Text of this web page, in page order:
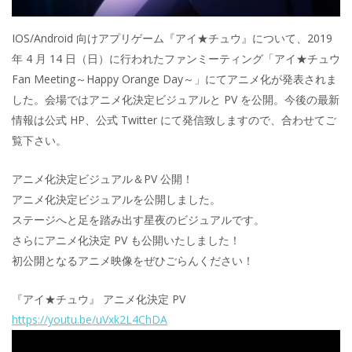
IOS/Android 向けアプリゲーム『アイ★チュウ』について、2019
年 4 月 14 日（日）に行われたファンミーティング「アイ★チュウ
Fan Meeting～Happy Orange Day～」にてアニメ化が発表されま
した。会場ではアニメ化決定ビジュアルと PV を公開。今後の最新
情報は公式 HP、公式 Twitter にて発信致しますので、合わせてご
覧下さい。
アニメ化決定ビジュアル＆PV 公開！
アニメ化決定ビジュアルを公開しました。
ステージへと足を踏み出す星夜のビジュアルです。
さらにアニメ化決定 PV も公開いたしました！
初公開となるアニメ映像をぜひごらんください！
『アイ★チュウ』 アニメ化決定 PV
https://youtu.be/uVxk2L4ChDA